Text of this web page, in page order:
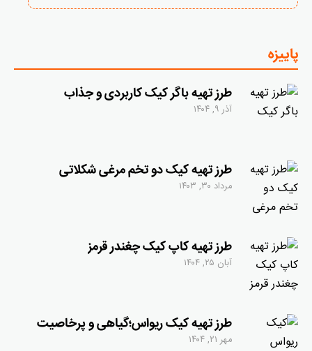
پاییزه
طرز تهیه باگر کیک کاربردی و جذاب
آذر ۹, ۱۴۰۴
طرز تهیه کیک دو تخم مرغی شکلاتی
مرداد ۳۰, ۱۴۰۳
طرز تهیه کاپ کیک چغندر قرمز
آبان ۲۵, ۱۴۰۴
طرز تهیه کیک ریواس؛گیاهی و پرخاصیت
مهر ۲۱, ۱۴۰۴